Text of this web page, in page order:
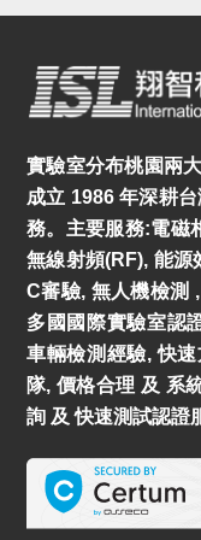
實驗室分布桃園兩
成立 1986 年深耕
務。主要服務:電磁
無線射頻(RF), 能源
C審驗, 無人機檢測
多國國際實驗室認
車輛檢測經驗, 快
隊, 價格合理 及 系
詢 及 快速測試認證